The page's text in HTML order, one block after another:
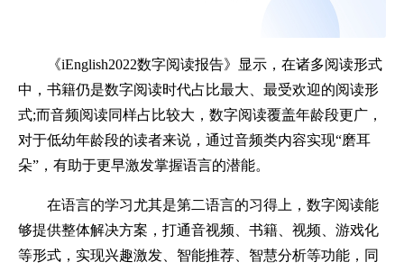
《iEnglish2022数字阅读报告》显示，在诸多阅读形式
中，书籍仍是数字阅读时代占比最大、最受欢迎的阅读形
式;而音频阅读同样占比较大，数字阅读覆盖年龄段更广，
对于低幼年龄段的读者来说，通过音频类内容实现“磨耳
朵”，有助于更早激发掌握语言的潜能。
在语言的学习尤其是第二语言的习得上，数字阅读能
够提供整体解决方案，打通音视频、书籍、视频、游戏化
等形式，实现兴趣激发、智能推荐、智慧分析等功能，同